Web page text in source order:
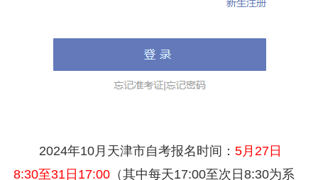
2024年10月天津市自考报名时间： 5月27日
8:30至31日17:00 （其中每天17:00至次日8:30为系